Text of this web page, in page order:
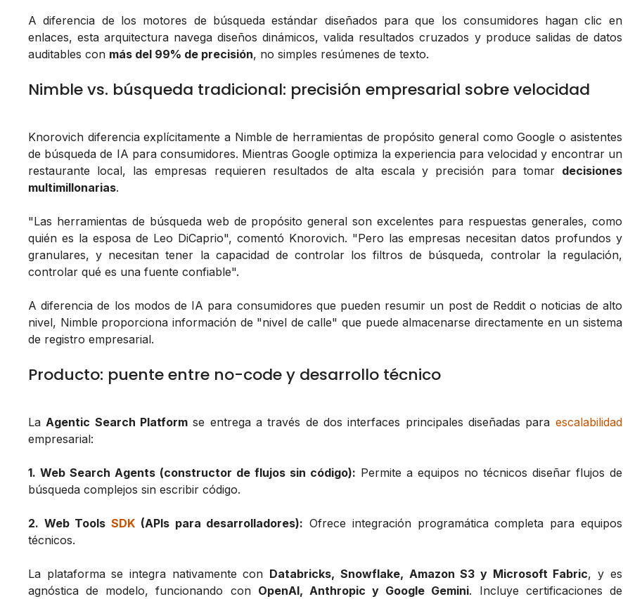
A diferencia de los motores de búsqueda estándar diseñados para que los consumidores hagan clic en
enlaces, esta arquitectura navega diseños dinámicos, valida resultados cruzados y produce salidas de datos
auditables con más del 99% de precisión, no simples resúmenes de texto.
Nimble vs. búsqueda tradicional: precisión empresarial sobre velocidad
Knorovich diferencia explícitamente a Nimble de herramientas de propósito general como Google o asistentes
de búsqueda de IA para consumidores. Mientras Google optimiza la experiencia para velocidad y encontrar un
restaurante local, las empresas requieren resultados de alta escala y precisión para tomar decisiones
multimillonarias.
"Las herramientas de búsqueda web de propósito general son excelentes para respuestas generales, como
quién es la esposa de Leo DiCaprio", comentó Knorovich. "Pero las empresas necesitan datos profundos y
granulares, y necesitan tener la capacidad de controlar los filtros de búsqueda, controlar la regulación,
controlar qué es una fuente confiable".
A diferencia de los modos de IA para consumidores que pueden resumir un post de Reddit o noticias de alto
nivel, Nimble proporciona información de "nivel de calle" que puede almacenarse directamente en un sistema
de registro empresarial.
Producto: puente entre no-code y desarrollo técnico
LaAgentic Search Platform se entrega a través de dos interfaces principales diseñadas para escalabilidad
empresarial:
1. Web Search Agents (constructor de flujos sin código): Permite a equipos no técnicos diseñar flujos de
búsqueda complejos sin escribir código.
2. Web ToolsSDK (APIs para desarrolladores): Ofrece integración programática completa para equipos
técnicos.
La plataforma se integra nativamente con Databricks, Snowflake, Amazon S3 y Microsoft Fabric, y es
agnóstica de modelo, funcionando con OpenAI, Anthropic y Google Gemini. Incluye certificaciones de